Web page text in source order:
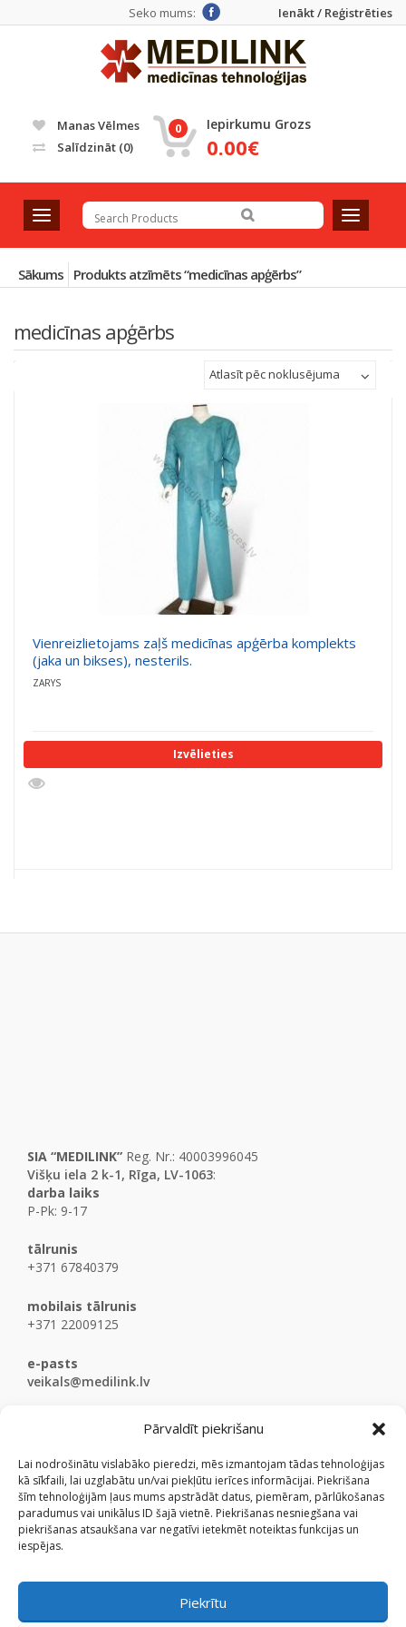
Pārvaldīt piekrišanu
Lai nodrošinātu vislabāko pieredzi, mēs izmantojam tādas tehnoloģijas
kā sīkfaili, lai uzglabātu un/vai piekļūtu ierīces informācijai. Piekrišana
šīm tehnoloģijām ļaus mums apstrādāt datus, piemēram, pārlūkošanas
paradumus vai unikālus ID šajā vietnē. Piekrišanas nesniegšana vai
piekrišanas atsaukšana var negatīvi ietekmēt noteiktas funkcijas un
iespējas.
Piekrītu
Ienākt / Reģistrēties
Seko mums:
Manas Vēlmes
Salīdzināt (0)
0 Iepirkumu Grozs
0.00€
T
o
g
g
l
n
a
T
o
g
l
a
Sākums Produkts atzīmēts “medicīnas apģērbs”
medicīnas apģērbs
Atlasīt pēc noklusējuma
Vienreizlietojams zaļš medicīnas apģērba komplekts
(jaka un bikses), nesterils.
ZARYS
Izvēlieties
SIA “MEDILINK” Reg. Nr.: 40003996045
Višķu iela 2 k-1, Rīga, LV-1063:
darba laiks
P-Pk: 9-17
tālrunis
+371 67840379
mobilais tālrunis
+371 22009125
e-pasts
veikals@medilink.lv